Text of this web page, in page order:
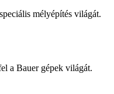
mélyépítés világát.
a Bauer gépek világát.